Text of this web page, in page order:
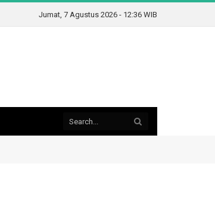
Jumat, 7 Agustus 2026 - 12:36 WIB